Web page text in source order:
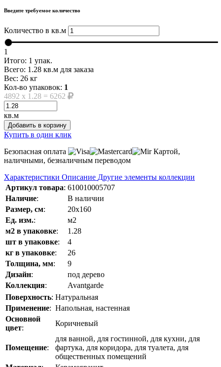
Введите требуемое количество
Количество в кв.м
1
Итого: 1 упак.
Всего: 1.28 кв.м для заказа
Вес: 26 кг
Кол-во упаковок: 1
4892 x 1.28 = 6262
кв.м
Добавить в корзину
Купить в один клик
Безопасная оплата
Картой,
наличными, безналичным переводом
Характеристики Описание Другие элементы коллекции
Артикул товара: 610010005707
Наличие:
В наличии
Размер, см:
20x160
Ед. изм.:
м2
м2 в упаковке:
1.28
шт в упаковке:
4
кг в упаковке:
26
Толщина, мм:
9
Дизайн:
под дерево
Коллекция:
Avantgarde
Поверхность: Натуральная
Применение: Напольная, настенная
Основной
цвет:
Коричневый
Помещение:
для ванной, для гостинной, для кухни, для
фартука, для коридора, для туалета, для
общественных помещений